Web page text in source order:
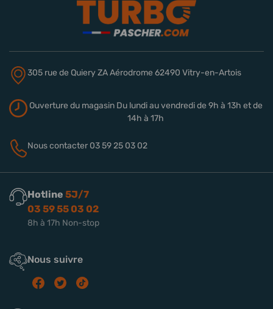
305 rue de QuieryZA Aérodrome 62490 Vitry-en-Artois
Ouverture du magasinDu lundi au vendredi de 9h à 13h et de
14h à 17h
Nous contacter 03 59 25 03 02
Hotline 5J/7
03 59 55 03 02
8h à 17h Non-stop
Nous suivre